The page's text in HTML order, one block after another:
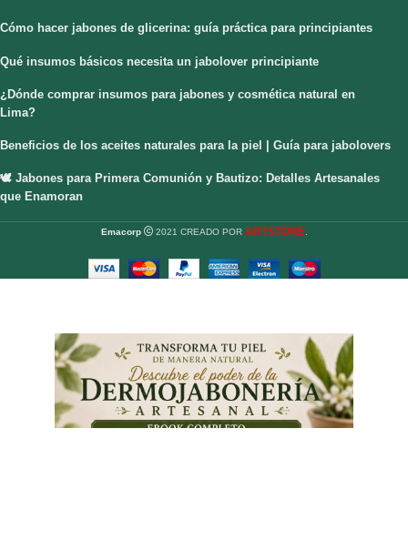
Cómo hacer jabones de glicerina: guía práctica para principiantes
Qué insumos básicos necesita un jabolover principiante
¿Dónde comprar insumos para jabones y cosmética natural en
Lima?
Beneficios de los aceites naturales para la piel | Guía para jabolovers
🕊️ Jabones para Primera Comunión y Bautizo: Detalles Artesanales
que Enamoran
Emacorp 2021 CREADO POR ARTSTORE.